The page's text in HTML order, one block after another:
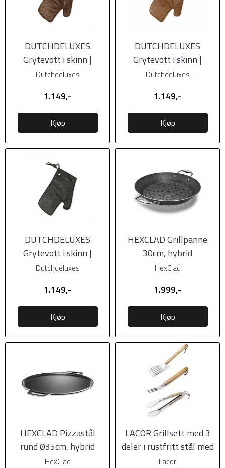
DUTCHDELUXES
Grytevott i skinn |
Vintage Brun
Dutchdeluxes
1.149,-
Kjøp
DUTCHDELUXES
Grytevott i skinn |
Vintage Cognac
Dutchdeluxes
1.149,-
Kjøp
DUTCHDELUXES
Grytevott i skinn |
Vintage Grå
Dutchdeluxes
1.149,-
Kjøp
HEXCLAD Grillpanne
30cm, hybrid
HexClad
1.999,-
Kjøp
HEXCLAD Pizzastål
rund Ø35cm, hybrid
HexClad
LACOR Grillsett med 3
deler i rustfritt stål med
...
Lacor